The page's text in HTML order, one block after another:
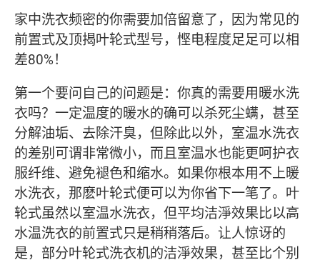
家中洗衣频密的你需要加倍留意了，因为常见的
前置式及顶揭叶轮式型号，悭电程度足足可以相
差80%！
第一个要问自己的问题是：你真的需要用暖水洗
衣吗？一定温度的暖水的确可以杀死尘螨，甚至
分解油垢、去除汗臭，但除此以外，室温水洗衣
的差别可谓非常微小，而且室温水也能更呵护衣
服纤维、避免褪色和缩水。如果你根本用不上暖
水洗衣，那麽叶轮式便可以为你省下一笔了。叶
轮式虽然以室温水洗衣，但平均洁淨效果比以高
水温洗衣的前置式只是稍稍落后。让人惊讶的
是，部分叶轮式洗衣机的洁淨效果，甚至比个别